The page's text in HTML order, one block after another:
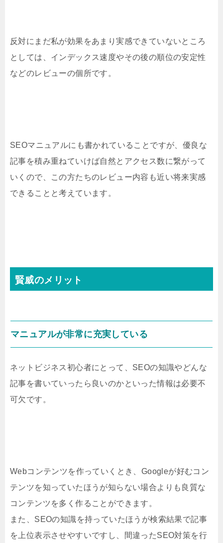
反対にまだ私が効果をあまり実感できていないところ
としては、インデックス速度やその後の順位の安定性
などのレビューの個所です。
SEOマニュアルにも書かれていることですが、優良な
記事を積み重ねていけば自然とアクセス数に繋がって
いくので、この方たちのレビュー内容も近い将来実感
できることと考えています。
賢威のメリット
マニュアルが非常に充実している
ネットビジネス初心者にとって、SEOの知識やどんな
記事を書いていったら良いのかといった情報は必要不
可欠です。
Webコンテンツを作っていくとき、Googleが好むコン
テンツを知っていたほうが知らない場合よりも良質な
コンテンツを多く作ることができます。
また、SEOの知識を持っていたほうが検索結果で記事
を上位表示させやすいですし、間違ったSEO対策を行